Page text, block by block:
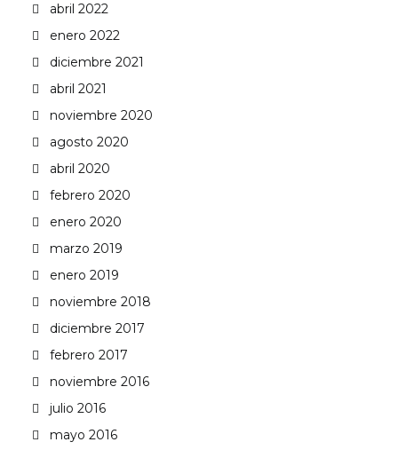
abril 2022
enero 2022
diciembre 2021
abril 2021
noviembre 2020
agosto 2020
abril 2020
febrero 2020
enero 2020
marzo 2019
enero 2019
noviembre 2018
diciembre 2017
febrero 2017
noviembre 2016
julio 2016
mayo 2016